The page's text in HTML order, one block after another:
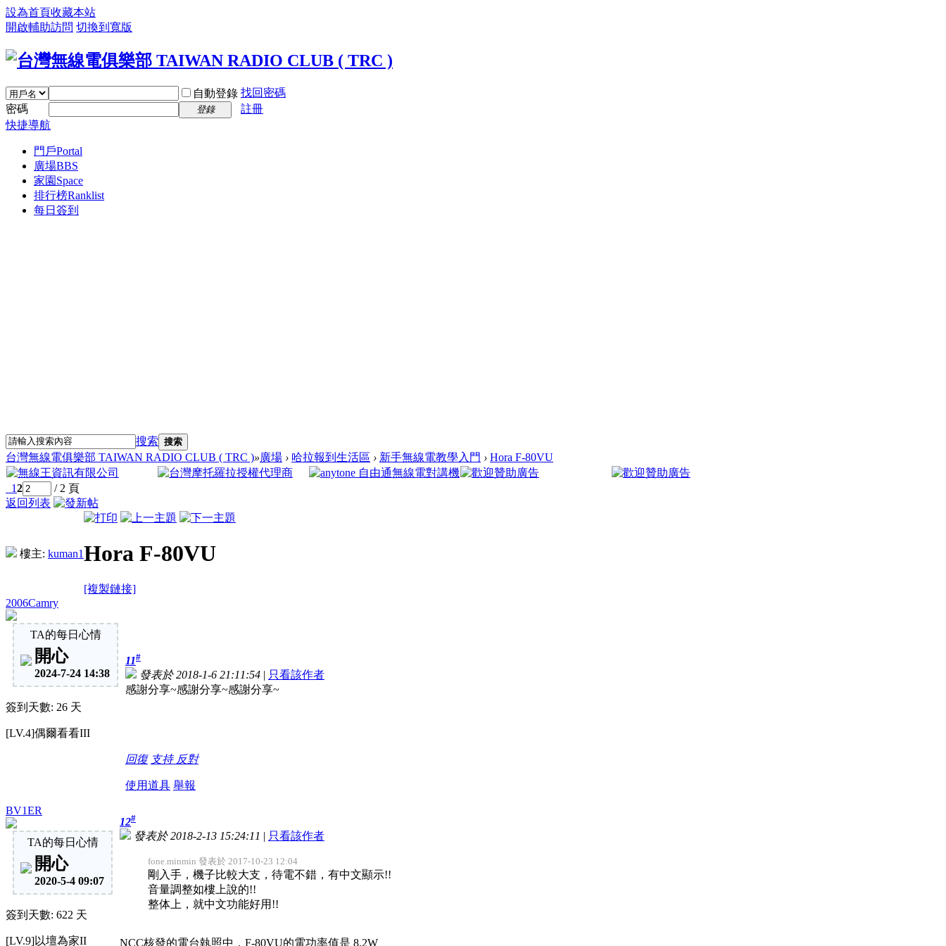
設為首頁收藏本站
開啟輔助訪問 切換到寬版
自動登錄 找回密碼
密碼
登錄
註冊
快捷導航
門戶Portal
廣場BBS
家園 Space
排行榜Ranklist
每日簽到
搜索 搜索
台灣無線電俱樂部 TAIWAN RADIO CLUB ( TRC )»廣場 › 哈拉報到生活區 › 新手無線電教學入門 › Hora F-80VU
12
/ 2 頁
返回列表
樓主: kuman1Hora F-80VU
[複製鏈接]
2006Camry
TA的每日心情
開心
2024-7-24 14:38
簽到天數: 26 天
[LV.4]偶爾看看III
11#
發表於 2018-1-6 21:11:54 | 只看該作者
感謝分享~感謝分享~感謝分享~
回復 支持 反對
使用道具 舉報
BV1ER
TA的每日心情
開心
2020-5-4 09:07
簽到天數: 622 天
[LV.9]以壇為家II
12#
發表於 2018-2-13 15:24:11 | 只看該作者
fone.minmin 發表於 2017-10-23 12:04
剛入手，機子比較大支，待電不錯，有中文顯示!!
音量調整如樓上說的!!
整体上，就中文功能好用!!
NCC核發的電台執照中，F-80VU的電功率值是 8.2W